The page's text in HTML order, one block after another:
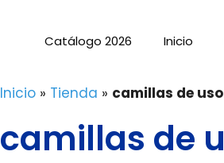
Catálogo 2026 Inicio
Inicio » Tienda » camillas de
camillas de